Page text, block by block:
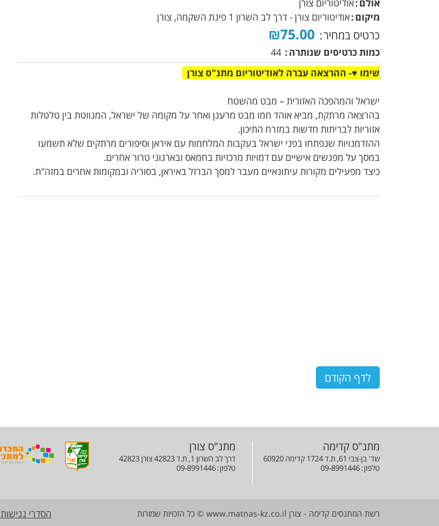
אולם אודיטוריום צורן
מיקום אודיטוריום צורן - דרך לב השרון 1 פינת השקמה, צורן
כרטיס במחיר
כמות כרטיסים שנותרה
44
שימו ♥- ההרצאה עברה לאודיטוריום מתנ"ס צורן
ישראל והמהפכה האזורית – מבט מהשטח
בהרצאה מרתקת, מביא אוהד חמו מבט מרענן ואחר על מקומה של ישראל, המנווטת בין טלטלות
אזוריות לבריתות חדשות במזרח התיכון.
ההזדמנויות שנפתחו בפני ישראל בעקבות המלחמות עם איראן וסיפורים מרתקים שלא תשמעו
במסך על מפגשים אישיים עם דמויות מרכזיות בחמאס ובארגוני טרור אחרים.
כיצד מפעילים מקורות עיתונאיים מעבר למסך הברזל באיראן, בסוריה ובמקומות אחרים במזה"ת.
לדף הקודם
מתנ"ס קדימה
שד' בן-צבי 61, ת.ד 1724 קדימה 60920
טלפון 09-8991446
מתנ"ס צורן
דרך לב השרון 1, ת.ד 42823 צורן 42823
טלפון 09-8991446
רשת המתנסים קדימה - צורן www.matnas-kz.co.il
© כל הזכויות שמורות הסדרי נגישות